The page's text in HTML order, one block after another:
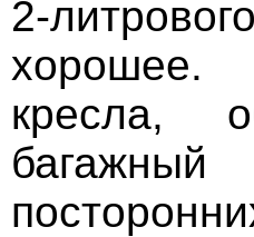
2-
хорошее.
кресла,